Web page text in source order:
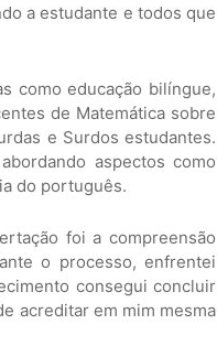
a estudante e todos que
como educação bilíngue,
de Matemática sobre
e Surdos estudantes.
aspectos como
do português.
foi a compreensão
o processo, enfrentei
consegui concluir
acreditar em mim mesma